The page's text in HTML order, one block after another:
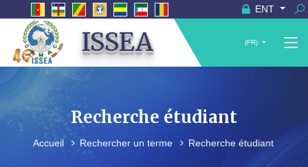
ENT
ISSEA (FR)
Recherche étudiant
Accueil Rechercher un terme Recherche étudiant